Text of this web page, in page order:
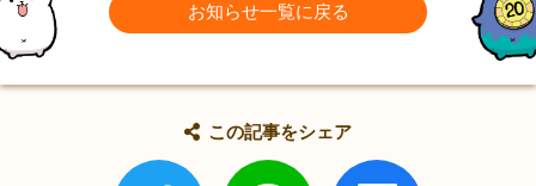
お知らせ一覧に戻る
この記事をシェア